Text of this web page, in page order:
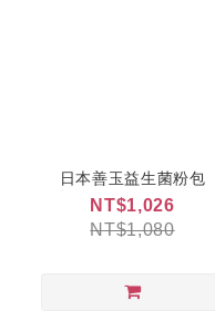
日本善玉益生菌粉包
NT$1,026
NT$1,080